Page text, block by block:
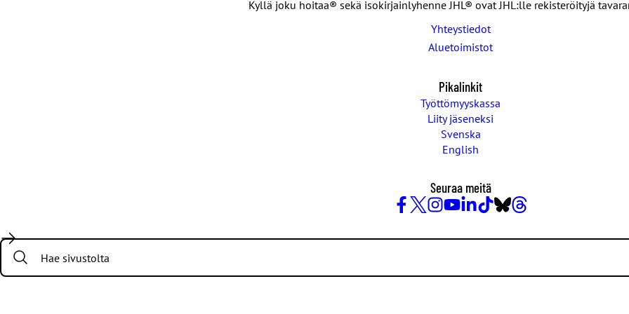
Kyllä joku hoitaa® sekä isokirjainlyhenne JHL® ovat JHL:lle rekisteröityjä
Yhteystiedot
Aluetoimistot
Pikalinkit
Työttömyyskassa
Liity jäseneksi
Svenska
English
Seuraa meitä
/
Search: